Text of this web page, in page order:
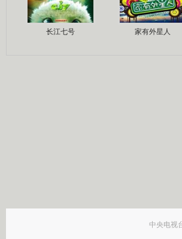
长江七号 家有外星人
中央电视